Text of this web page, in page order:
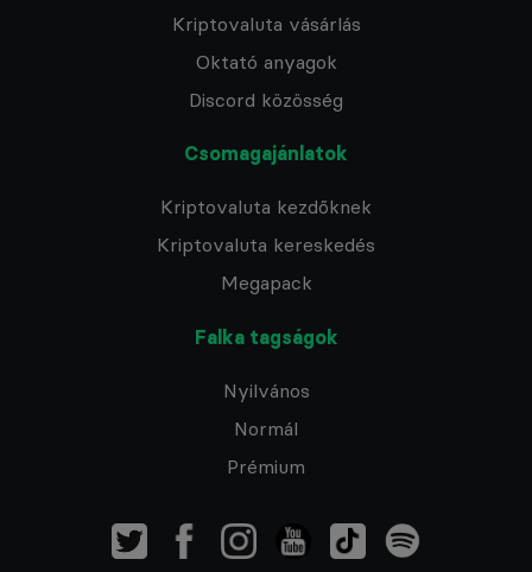
Kriptovaluta vásárlás
Oktató anyagok
Discord közösség
Csomagajánlatok
Kriptovaluta kezdőknek
Kriptovaluta kereskedés
Megapack
Falka tagságok
Nyilvános
Normál
Prémium